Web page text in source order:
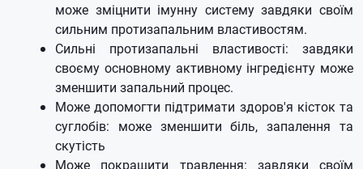
може зміцнити імунну систему завдяки своїм
сильним протизапальним властивостям.
Сильні протизапальні властивості: завдяки
своєму основному активному інгредієнту може
зменшити запальний процес.
Може допомогти підтримати здоров'я кісток та
суглобів: може зменшити біль, запалення та
скутість
Може покращити травлення: завдяки своїм